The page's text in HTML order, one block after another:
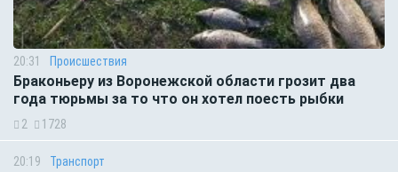
20:31 Происшествия
Браконьеру из Воронежской области грозит два
года тюрьмы за то что он хотел поесть рыбки
2 1728
20:19 Транспорт